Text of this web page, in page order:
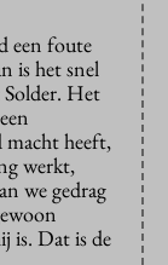
een foute
is het snel
Solder. Het
macht heeft,
werkt,
we gedrag
is. Dat is de